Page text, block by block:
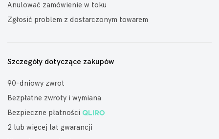
Anulować zamówienie w toku
Zgłosić problem z dostarczonym towarem
Szczegóły dotyczące zakupów
90-dniowy zwrot
Bezpłatne zwroty i wymiana
Bezpieczne płatności
2 lub więcej lat gwarancji